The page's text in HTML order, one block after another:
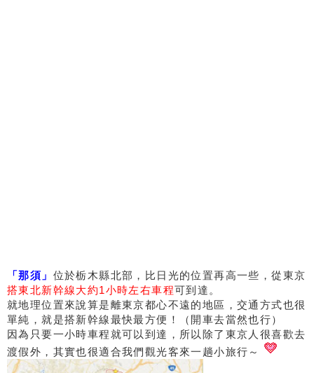
「那須」 位於栃木縣北部，比日光的位置再高一些，從東京
搭東北新幹線大約1小時左右車程可到達。
就地理位置來說算是離東京都心不遠的地區，交通方式也很
單純，就是搭新幹線最快最方便！（開車去當然也行）
因為只要一小時車程就可以到達，所以除了東京人很喜歡去
渡假外，其實也很適合我們觀光客來一趟小旅行～